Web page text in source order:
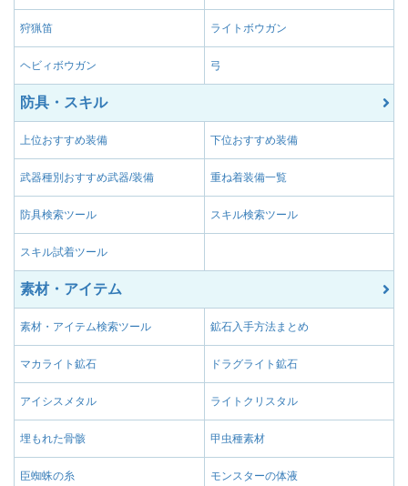
狩猟笛 ライトボウガン
ヘビィボウガン 弓
防具・スキル
上位おすすめ装備 下位おすすめ装備
武器種別おすすめ武器/装備 重ね着装備一覧
防具検索ツール スキル検索ツール
スキル試着ツール
素材・アイテム
素材・アイテム検索ツール 鉱石入手方法まとめ
マカライト鉱石 ドラグライト鉱石
アイシスメタル ライトクリスタル
埋もれた骨骸 甲虫種素材
臣蜘蛛の糸 モンスターの体液